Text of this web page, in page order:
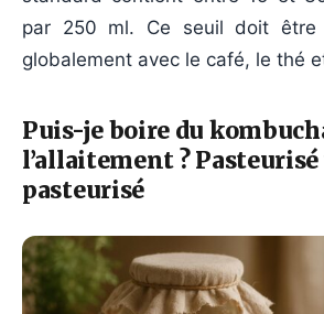
par 250 ml. Ce seuil doit être
globalement avec le café, le thé
Puis-je boire du
l’allaitement ?
pasteurisé